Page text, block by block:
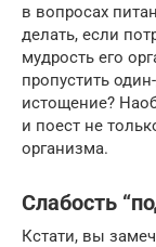
в вопросах
делать, если
мудрость его
пропустить
истощение?
и поест не
организма.
Слабость
Кстати, вы